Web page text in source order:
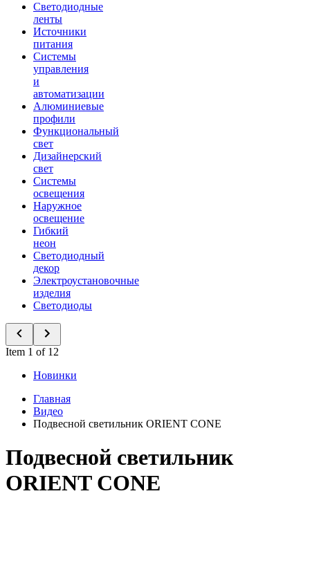
Светодиодные
ленты
Источники
питания
Системы
управления
и
автоматизации
Алюминиевые
профили
Функциональный
свет
Дизайнерский
свет
Системы
освещения
Наружное
освещение
Гибкий
неон
Светодиодный
декор
Электроустановочные
изделия
Светодиоды
Item 1 of 12
Новинки
Главная
Видео
Подвесной светильник ORIENT CONE
Подвесной светильник
ORIENT CONE